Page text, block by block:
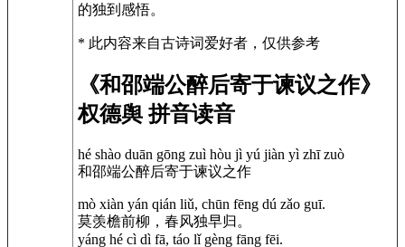
的独到感悟。
* 此内容来自古诗词爱好者，仅供参考
《和邵端公醉后寄于谏议之作》
权德舆 拼音读音
hé shào duān gōng zuì hòu jì yú jiàn yì zhī zuò
和邵端公醉后寄于谏议之作
mò xiàn yán qián liǔ, chūn fēng dú zǎo guī.
莫羡檐前柳，春风独早归。
yáng hé cì dì fā, táo lǐ gèng fāng fēi.